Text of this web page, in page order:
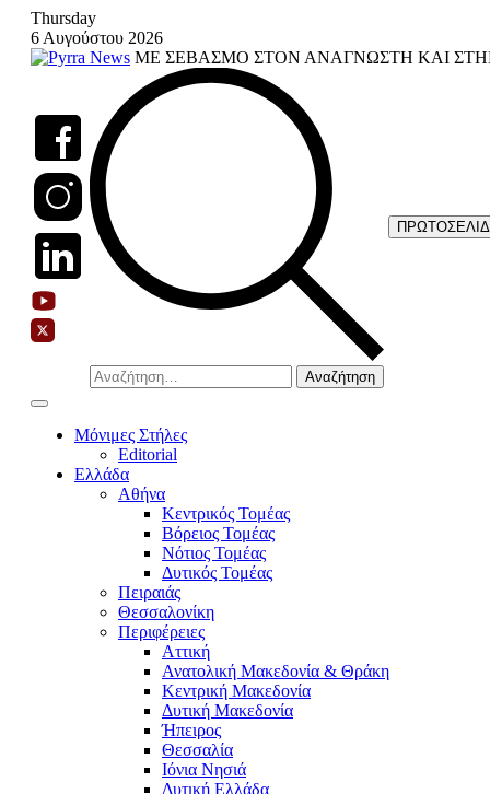
Skip
content
Thursday
6 Αυγούστου 2026
ΜΕ ΣΕΒΑΣΜΟ ΣΤΟΝ ΑΝΑΓΝΩΣΤΗ ΚΑΙ
Αναζήτηση
για:
Μόνιμες Στήλες
Editorial
Ελλάδα
Αθήνα
Κεντρικός Τομέας
Βόρειος Τομέας
Νότιος Τομέας
Δυτικός Τομέας
Πειραιάς
Θεσσαλονίκη
Περιφέρειες
Αττική
Ανατολική Μακεδονία & Θράκη
Κεντρική Μακεδονία
Δυτική Μακεδονία
Ήπειρος
Θεσσαλία
Ιόνια Νησιά
Δυτική Ελλάδα